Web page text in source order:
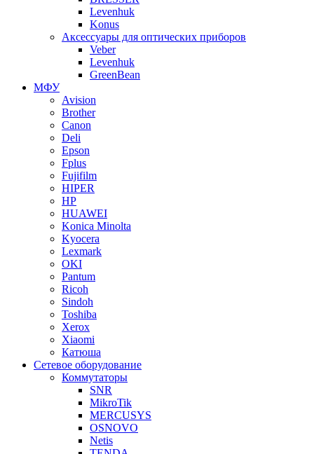
Levenhuk
Konus
Аксессуары для оптических приборов
Veber
Levenhuk
GreenBean
МФУ
Avision
Brother
Canon
Deli
Epson
Fplus
Fujifilm
HIPER
HP
HUAWEI
Konica Minolta
Kyocera
Lexmark
OKI
Pantum
Ricoh
Sindoh
Toshiba
Xerox
Xiaomi
Катюша
Сетевое оборудование
Коммутаторы
SNR
MikroTik
MERCUSYS
OSNOVO
Netis